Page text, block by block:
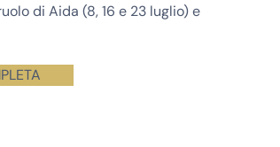
di Aida (8, 16 e 23 luglio) e